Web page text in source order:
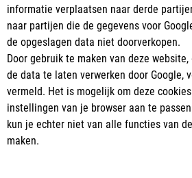
informatie verplaatsen naar derde
naar partijen die de gegevens voor
de opgeslagen data niet doorverkopen.
Door gebruik te maken van deze
de data te laten verwerken door Google,
vermeld. Het is mogelijk om deze
instellingen van je browser aan te
kun je echter niet van alle functies van
maken.